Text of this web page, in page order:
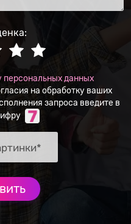
персональных данных
на обработку ваших
запроса введите в